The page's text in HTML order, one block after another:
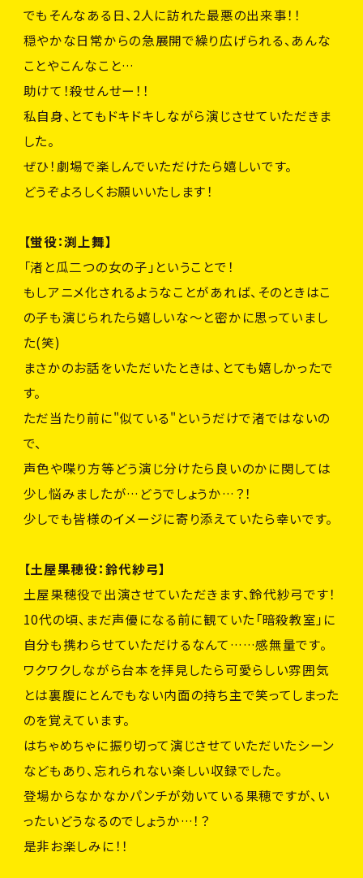
でもそんなある日、2人に訪れた最悪の出来事！！
穏やかな日常からの急展開で繰り広げられる、あんな
ことやこんなこと…
助けて！殺せんせー！！
私自身、とてもドキドキしながら演じさせていただきま
した。
ぜひ！劇場で楽しんでいただけたら嬉しいです。
どうぞよろしくお願いいたします！
【蛍役：渕上舞】
「渚と瓜二つの女の子」ということで！
もしアニメ化されるようなことがあれば、そのときはこ
の子も演じられたら嬉しいな～と密かに思っていまし
た(笑)
まさかのお話をいただいたときは、とても嬉しかったで
す。
ただ当たり前に"似ている"というだけで渚ではないの
で、
声色や喋り方等どう演じ分けたら良いのかに関しては
少し悩みましたが…どうでしょうか…？！
少しでも皆様のイメージに寄り添えていたら幸いです。
【土屋果穂役：鈴代紗弓】
土屋果穂役で出演させていただきます、鈴代紗弓です！
10代の頃、まだ声優になる前に観ていた「暗殺教室」に
自分も携わらせていただけるなんて……感無量です。
ワクワクしながら台本を拝見したら可愛らしい雰囲気
とは裏腹にとんでもない内面の持ち主で笑ってしまった
のを覚えています。
はちゃめちゃに振り切って演じさせていただいたシーン
などもあり、忘れられない楽しい収録でした。
登場からなかなかパンチが効いている果穂ですが、い
ったいどうなるのでしょうか…！？
是非お楽しみに！！